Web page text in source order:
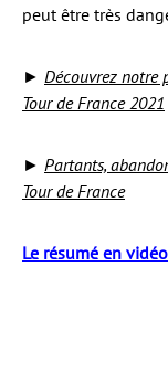
peut être très
► Découvrez notre
Tour de France 2021
► Partants,
Tour de France
Le résumé en